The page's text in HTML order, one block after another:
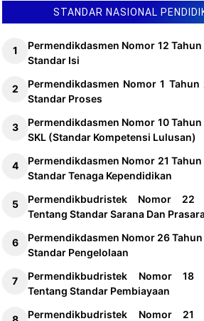
STANDAR NASIONAL
Permendikdasmen Nomor 12
Standar Isi
Permendikdasmen Nomor 1 Tahun
Standar Proses
Permendikdasmen Nomor 10
SKL (Standar Kompetensi Lulusan)
Permendikdasmen Nomor 21
Standar Tenaga Kependidikan
Permendikbudristek Nomor
Tentang Standar Sarana Dan
Permendikdasmen Nomor 26
Standar Pengelolaan
Permendikbudristek Nomor
Tentang Standar Pembiayaan
Permendikbudristek Nomor 21